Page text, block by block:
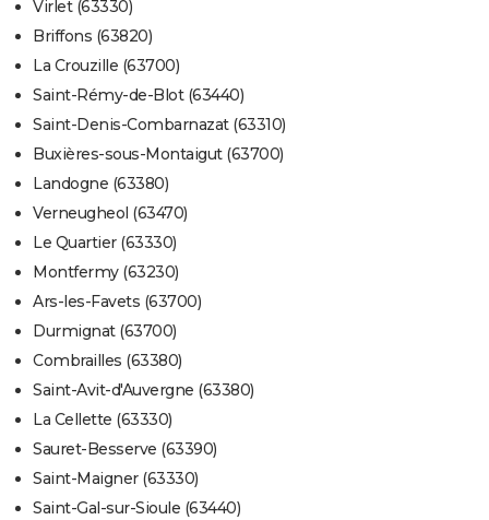
Virlet (63330)
Briffons (63820)
La Crouzille (63700)
Saint-Rémy-de-Blot (63440)
Saint-Denis-Combarnazat (63310)
Buxières-sous-Montaigut (63700)
Landogne (63380)
Verneugheol (63470)
Le Quartier (63330)
Montfermy (63230)
Ars-les-Favets (63700)
Durmignat (63700)
Combrailles (63380)
Saint-Avit-d'Auvergne (63380)
La Cellette (63330)
Sauret-Besserve (63390)
Saint-Maigner (63330)
Saint-Gal-sur-Sioule (63440)